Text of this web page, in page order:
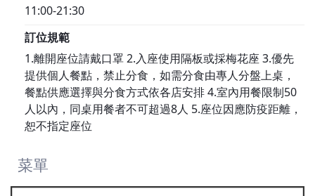
11:00-21:30
訂位規範
1.離開座位請戴口罩 2.入座使用隔板或採梅花座 3.優先
提供個人餐點，禁止分食，如需分食由專人分盤上桌，
餐點供應選擇與分食方式依各店安排 4.室內用餐限制50
人以內，同桌用餐者不可超過8人 5.座位因應防疫距離，
恕不指定座位
菜單